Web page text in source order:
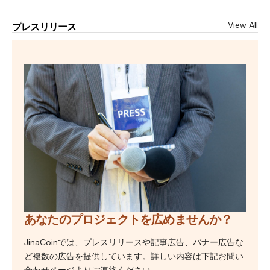
プレスリリース View All
あなたのプロジェクトを広めませんか？
JinaCoinでは、プレスリリースや記事広告、バナー広告な
ど複数の広告を提供しています。詳しい内容は下記お問い